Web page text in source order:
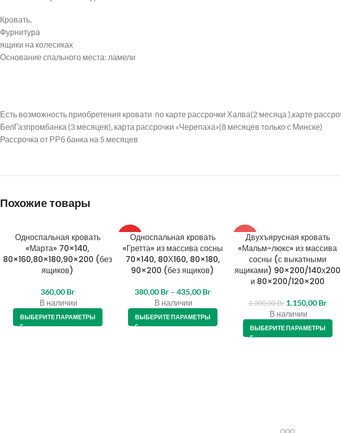
Кровать,
Фурнитура
ящики на колесиках
Основание спального места: ламели
Есть возможность приобретения кровати по карте рассрочки Халва(2 месяца ),карте
БелГазпромбанка (3 месяцев), карта рассрочки «Черепаха»(8 месяцев только с Минске)
Рассрочка от РРб банка на 5 месяцев
Похожие товары
Односпальная кровать
«Марта» 70×140,
80×160,80×180,90×200 (без
ящиков)
360,00 Br
В наличии
ВЫБЕРИТЕ ПАРАМЕТРЫ
ТОП
Односпальная кровать
«Гретта» из массива сосны
70×140, 80Х160, 80×180,
90×200 (без ящиков)
380,00 Br – 435,00 Br
В наличии
ВЫБЕРИТЕ ПАРАМЕТРЫ
-12%
Двухъярусная кровать
«Мальм-люкс» из массива
сосны (с выкатными
ящиками) 90×200/140х200
и 80×200/120×200
1.300,00Br 1.150,00 Br
В наличии
ВЫБЕРИТЕ ПАРАМЕТРЫ
VK